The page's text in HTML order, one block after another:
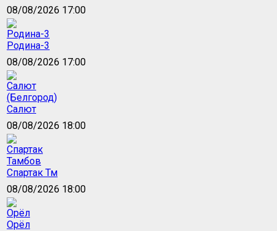
08/08/2026 17:00
Родина-3
08/08/2026 17:00
Салют
08/08/2026 18:00
Спартак Тм
08/08/2026 18:00
Орёл